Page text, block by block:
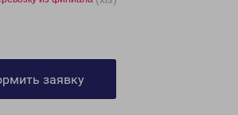
заявку